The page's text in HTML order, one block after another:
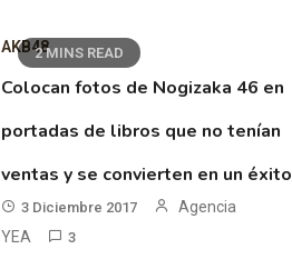
2 MINS READ
AKB48
Colocan fotos de Nogizaka 46 en
portadas de libros que no tenían
ventas y se convierten en un éxito
3 Diciembre 2017
Agencia
YEA
3